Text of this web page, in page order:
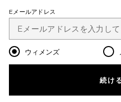
ja
改善にご協力ください！
Eメールアドレス
ウィメンズ
続け